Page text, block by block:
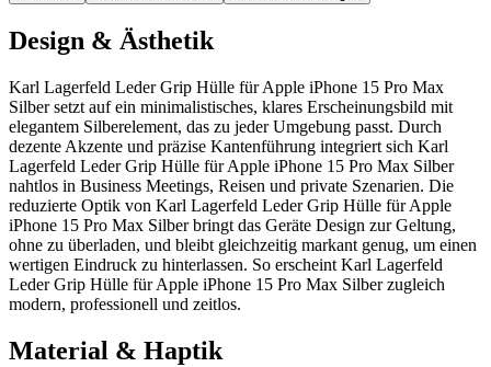
Design & Ästhetik
Karl Lagerfeld Leder Grip Hülle für Apple iPhone 15 Pro Max
Silber setzt auf ein minimalistisches, klares Erscheinungsbild mit
elegantem Silberelement, das zu jeder Umgebung passt. Durch
dezente Akzente und präzise Kantenführung integriert sich Karl
Lagerfeld Leder Grip Hülle für Apple iPhone 15 Pro Max Silber
nahtlos in Business Meetings, Reisen und private Szenarien. Die
reduzierte Optik von Karl Lagerfeld Leder Grip Hülle für Apple
iPhone 15 Pro Max Silber bringt das Geräte Design zur Geltung,
ohne zu überladen, und bleibt gleichzeitig markant genug, um einen
wertigen Eindruck zu hinterlassen. So erscheint Karl Lagerfeld
Leder Grip Hülle für Apple iPhone 15 Pro Max Silber zugleich
modern, professionell und zeitlos.
Material & Haptik